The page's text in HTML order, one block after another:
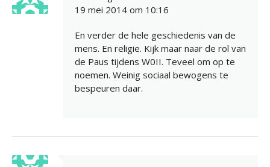
19 mei 2014 om 10:16
En verder de hele geschiedenis van de
mens. En religie. Kijk maar naar de rol van
de Paus tijdens W0II. Teveel om op te
noemen. Weinig sociaal bewogens te
bespeuren daar.